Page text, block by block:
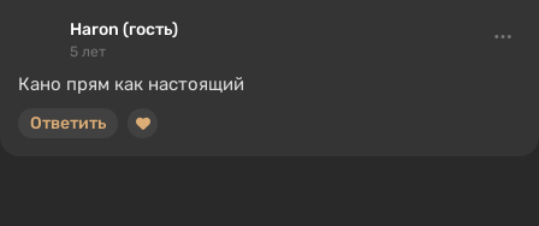
Haron (гость)
5 лет
Кано прям как настоящий
Ответить